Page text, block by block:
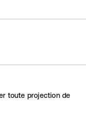
toute projection de